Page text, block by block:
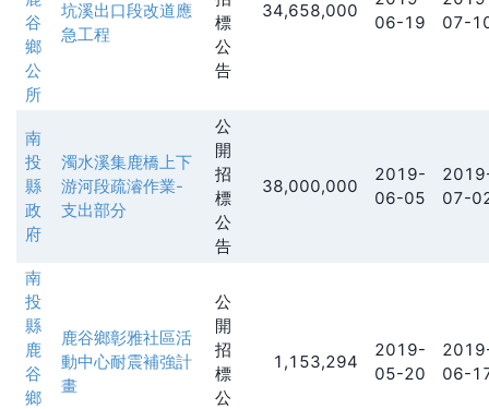
谷
鄉
公
所
坑溪出口段改道應
急工程
標
公
告
34,658,000
06-19
07-
南
投
縣
政
府
濁水溪集鹿橋上下
游河段疏濬作業-
支出部分
公
開
招
標
公
告
38,000,000
2019-
06-05
07-
南
投
縣
鹿
谷
鄉
鹿谷鄉彰雅社區活
動中心耐震補強計
畫
公
開
招
標
公
1,153,294
2019-
05-20
06-